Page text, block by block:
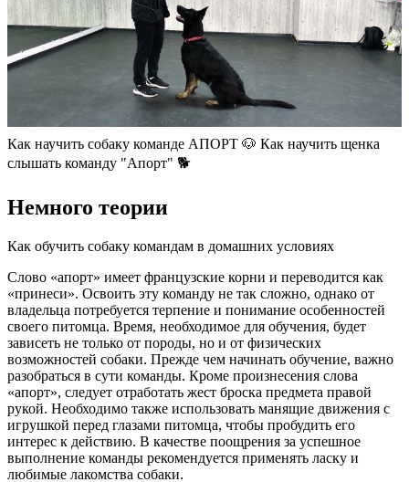
Как научить собаку команде АПОРТ 🐶 Как научить щенка
слышать команду "Апорт" 🐕
Немного теории
Как обучить собаку командам в домашних условиях
Слово «апорт» имеет французские корни и переводится как
«принеси». Освоить эту команду не так сложно, однако от
владельца потребуется терпение и понимание особенностей
своего питомца. Время, необходимое для обучения, будет
зависеть не только от породы, но и от физических
возможностей собаки. Прежде чем начинать обучение, важно
разобраться в сути команды. Кроме произнесения слова
«апорт», следует отработать жест броска предмета правой
рукой. Необходимо также использовать манящие движения с
игрушкой перед глазами питомца, чтобы пробудить его
интерес к действию. В качестве поощрения за успешное
выполнение команды рекомендуется применять ласку и
любимые лакомства собаки.